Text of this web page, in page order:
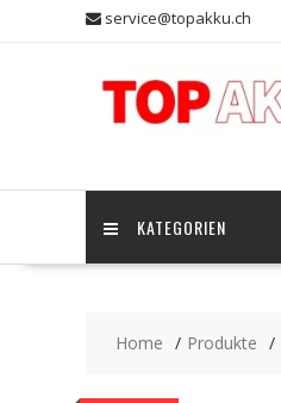
service@topakku.ch
KATEGORIEN
Home Produkte